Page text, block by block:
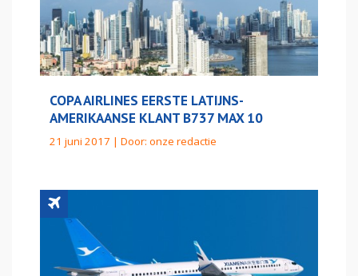
COPA AIRLINES EERSTE LATIJNS-
AMERIKAANSE KLANT B737 MAX 10
21 juni 2017 | Door: onze redactie